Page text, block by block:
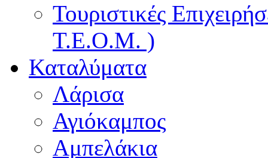
Τουριστικές
Τ.Ε.Ο.Μ. )
Καταλύματα
Λάρισα
Αγιόκαμπος
Αμπελάκια